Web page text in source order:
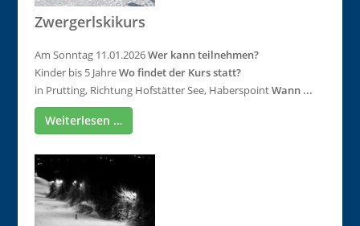
Zwergerlskikurs
Am Sonntag 11.01.2026Wer kann teilnehmen?
Kinder bis 5 JahreWo findet der Kurs statt?
in Prutting, Richtung Hofstätter See, HaberspointWann ...
Weiterlesen …